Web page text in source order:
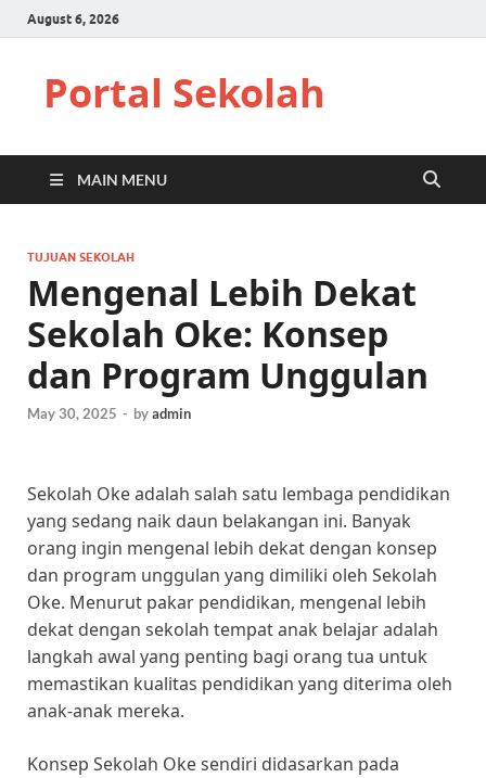
August 6, 2026
Portal Sekolah
MAIN MENU
TUJUAN SEKOLAH
Mengenal Lebih Dekat
Sekolah Oke: Konsep
dan Program Unggulan
May 30, 2025 - byadmin
Sekolah Oke adalah salah satu lembaga pendidikan
yang sedang naik daun belakangan ini. Banyak
orang ingin mengenal lebih dekat dengan konsep
dan program unggulan yang dimiliki oleh Sekolah
Oke. Menurut pakar pendidikan, mengenal lebih
dekat dengan sekolah tempat anak belajar adalah
langkah awal yang penting bagi orang tua untuk
memastikan kualitas pendidikan yang diterima oleh
anak-anak mereka.
Konsep Sekolah Oke sendiri didasarkan pada